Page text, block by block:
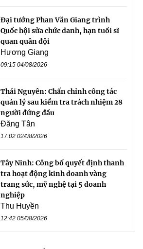
Đại tướng Phan Văn Giang trình
Quốc hội sửa chức danh, hạn tuổi sĩ
quan quân đội
Hương Giang
09:15 04/08/2026
Thái Nguyên: Chấn chỉnh công tác
quản lý sau kiểm tra trách nhiệm 28
người đứng đầu
Đăng Tân
17:02 02/08/2026
Tây Ninh: Công bố quyết định thanh
tra hoạt động kinh doanh vàng
trang sức, mỹ nghệ tại 5 doanh
nghiệp
Thu Huyền
12:42 05/08/2026